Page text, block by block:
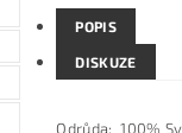
POPIS
DISKUZE
Odrůda: 100%